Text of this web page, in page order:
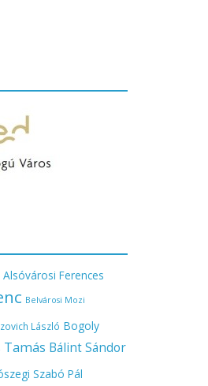
Alsóvárosi Ferences
Belvárosi Mozi
László Bogoly
Tamás Bálint Sándor
Szabó Pál